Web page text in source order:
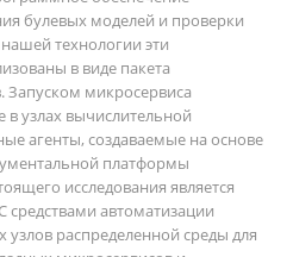
булевых моделей и проверки
технологии эти
в виде пакета
Запуском микросервиса
узлах вычислительной
агенты, создаваемые на основе
платформы
исследования является
средствами автоматизации
распределенной среды для